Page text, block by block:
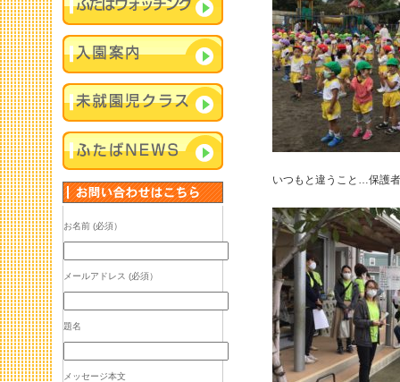
いつもと違うこと…保護
お名前 (必須）
メールアドレス (必須）
題名
メッセージ本文